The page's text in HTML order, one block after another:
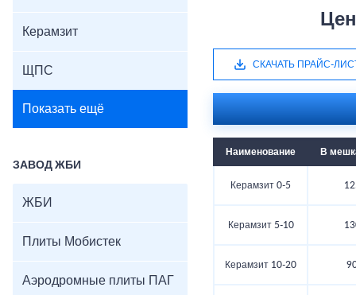
Керамзит
ЩПС
Показать ещё
ЗАВОД ЖБИ
ЖБИ
Плиты Мобистек
Аэродромные плиты ПАГ
СКАЧАТЬ ПРАЙС-
Наименование В
Керамзит 0-5
Керамзит 5-10
Керамзит 10-20